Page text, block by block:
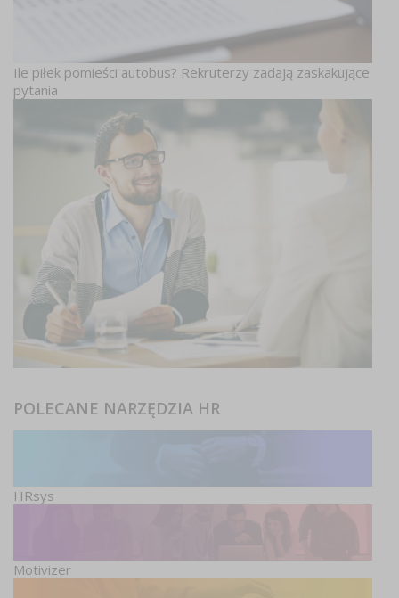
Ile piłek pomieści autobus? Rekruterzy zadają zaskakujące
pytania
POLECANE NARZĘDZIA HR
HRsys
Motivizer